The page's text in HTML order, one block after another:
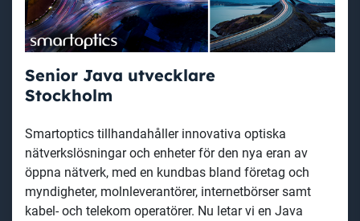
Senior Java utvecklare
Stockholm
Smartoptics tillhandahåller innovativa optiska
nätverkslösningar och enheter för den nya eran av
öppna nätverk, med en kundbas bland företag och
myndigheter, molnleverantörer, internetbörser samt
kabel- och telekom operatörer. Nu letar vi en Java